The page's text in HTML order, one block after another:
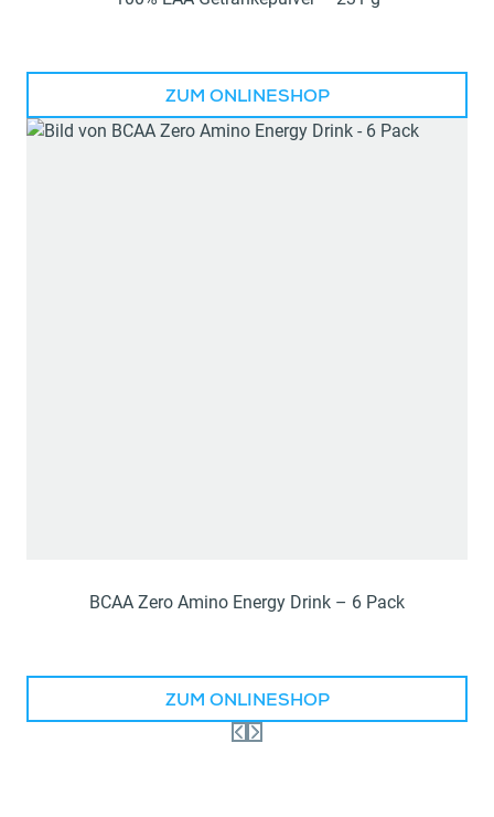
ZUM ONLINESHOP
BCAA Zero Amino Energy Drink – 6 Pack
ZUM ONLINESHOP